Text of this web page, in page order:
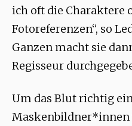
ich oft die Charaktere
Fotoreferenzen“, so
Ganzen macht sie
Regisseur
Um das Blut richtig
Maskenbildner*innen